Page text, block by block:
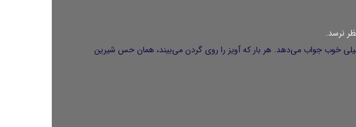
نرسد.
خیلی خوب جواب می‌دهد. هر بار که آویز را روی گردن می‌بیند، همان حس شیرین